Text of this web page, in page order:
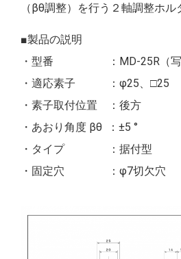
（βθ調整）を行う２軸調整ホル
■製品の説明
・型番 ：MD-25R（写真
・適応素子 ：φ25、□25
・素子取付位置 ：後方
・あおり角度 βθ ：±5 °
・タイプ ：据付型
・固定穴 ：φ7切欠穴